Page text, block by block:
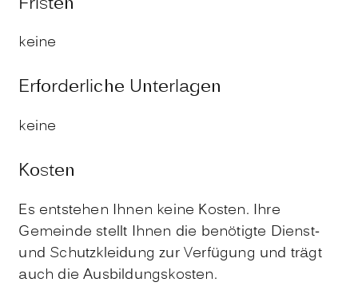
keine
Erforderliche Unterlagen
keine
Kosten
Es entstehen Ihnen keine Kosten. Ihre
Gemeinde stellt Ihnen die benötigte Dienst-
und Schutzkleidung zur Verfügung und trägt
auch die Ausbildungskosten.